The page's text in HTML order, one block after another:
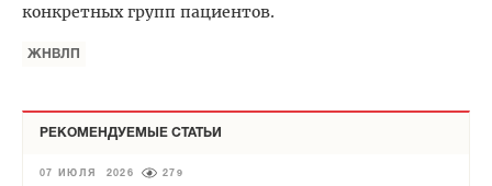
конкретных групп пациентов.
ЖНВЛП
РЕКОМЕНДУЕМЫЕ СТАТЬИ
07 ИЮЛЯ 2026 279